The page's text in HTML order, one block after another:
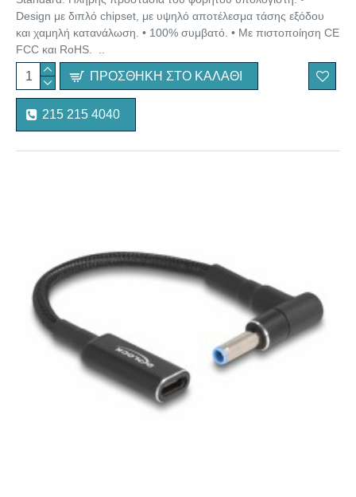
Design με διπλό chipset, με υψηλό αποτέλεσμα τάσης εξόδου
και χαμηλή κατανάλωση. • 100% συμβατό. • Με πιστοποίηση CE
FCC και RoHS. ..
ΠΡΟΣΘΉΚΗ ΣΤΟ ΚΑΛΆΘΙ
215 215 4040